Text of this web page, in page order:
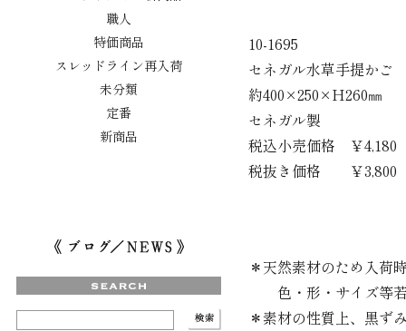
職人
特価商品
スレッドライン再入荷
未分類
定番
新商品
10-1695
セネガル水草手提かご
約400×250×H260㎜
セネガル製
税込小売価格 ￥4,180
税抜き価格 ￥3,800
＊天然素材のため入荷
色・形・サイズ等若
＊素材の性質上、黒ず